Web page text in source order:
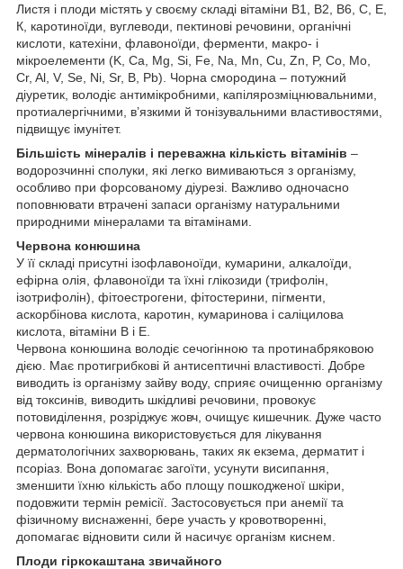
Листя і плоди містять у своєму складі вітаміни В1, В2, В6, С, Е,
К, каротиноїди, вуглеводи, пектинові речовини, органічні
кислоти, катехіни, флавоноїди, ферменти, макро- і
мікроелементи (K, Ca, Mg, Si, Fe, Na, Mn, Cu, Zn, P, Co, Mo,
Cr, Al, V, Se, Ni, Sr, B, Pb). Чорна смородина – потужний
діуретик, володіє антимікробними, капілярозміцнювальними,
протиалергічними, в’язкими й тонізувальними властивостями,
підвищує імунітет.
Більшість мінералів і переважна кількість вітамінів –
водорозчинні сполуки, які легко вимиваються з організму,
особливо при форсованому діурезі. Важливо одночасно
поповнювати втрачені запаси організму натуральними
природними мінералами та вітамінами.
Червона конюшина
У її складі присутні ізофлавоноїди, кумарини, алкалоїди,
ефірна олія, флавоноїди та їхні глікозиди (трифолін,
ізотрифолін), фітоестрогени, фітостерини, пігменти,
аскорбінова кислота, каротин, кумаринова і саліцилова
кислота, вітаміни B і E.
Червона конюшина володіє сечогінною та протинабряковою
дією. Має протигрибкові й антисептичні властивості. Добре
виводить із організму зайву воду, сприяє очищенню організму
від токсинів, виводить шкідливі речовини, провокує
потовиділення, розріджує жовч, очищує кишечник. Дуже часто
червона конюшина використовується для лікування
дерматологічних захворювань, таких як екзема, дерматит і
псоріаз. Вона допомагає загоїти, усунути висипання,
зменшити їхню кількість або площу пошкодженої шкіри,
подовжити термін ремісії. Застосовується при анемії та
фізичному виснаженні, бере участь у кровотворенні,
допомагає відновити сили й насичує організм киснем.
Плоди гіркокаштана звичайного